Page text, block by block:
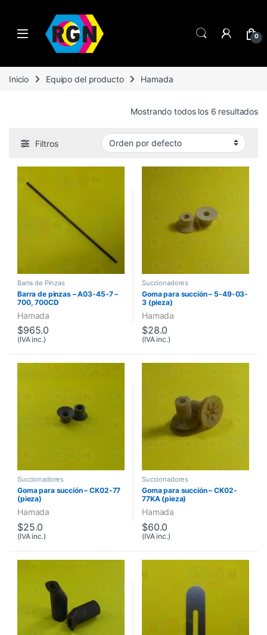
Open 0
Inicio Equipo del producto Hamada
Mostrando todos los 6 resultados
Filtros
Barra de Pinzas
Barra de pinzas – A03-45-7 –
700, 700CD
Hamada
$965.0
(IVA inc.)
Succionadores
Goma para succión – 5-49-03-
3 (pieza)
Hamada
$28.0
(IVA inc.)
Succionadores
Goma para succión – CK02-77
(pieza)
Hamada
$25.0
(IVA inc.)
Succionadores
Goma para succión – CK02-
77KA (pieza)
Hamada
$60.0
(IVA inc.)